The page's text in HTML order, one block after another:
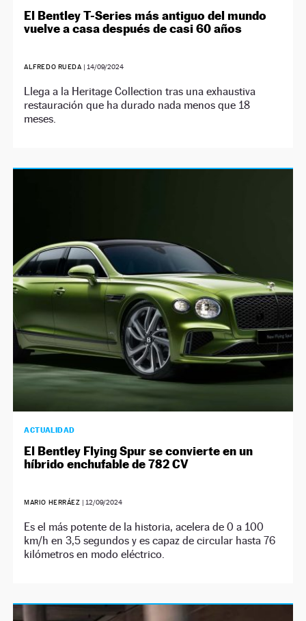
El Bentley T-Series más antiguo del mundo
vuelve a casa después de casi 60 años
ALFREDO RUEDA | 14/09/2024
Llega a la Heritage Collection tras una exhaustiva
restauración que ha durado nada menos que 18
meses.
ACTUALIDAD
El Bentley Flying Spur se convierte en un
híbrido enchufable de 782 CV
MARIO HERRÁEZ | 12/09/2024
Es el más potente de la historia, acelera de 0 a 100
km/h en 3,5 segundos y es capaz de circular hasta 76
kilómetros en modo eléctrico.